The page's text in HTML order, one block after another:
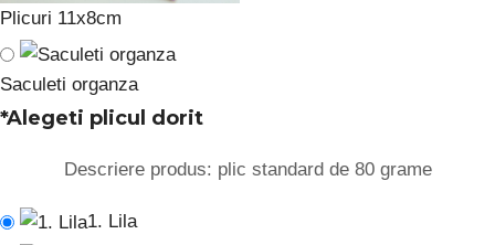
Plicuri 11x8cm
Saculeti organza
*Alegeti plicul dorit
Descriere produs: plic standard de 80 grame
1. Lila